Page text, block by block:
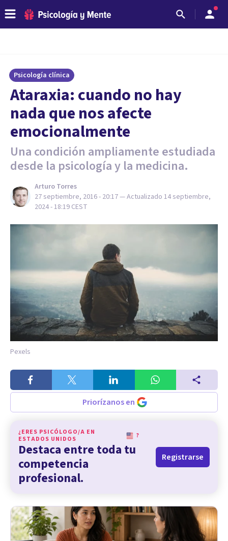
Psicología clínica
​Ataraxia: cuando no hay
nada que nos afecte
emocionalmente
Una condición ampliamente estudiada
desde la psicología y la medicina.
Arturo Torres
27 septiembre, 2016 - 20:17— Actualizado 14 septiembre,
2024 - 18:19 CEST
Pexels
Priorízanos en
¿ERES PSICÓLOGO/A EN
ESTADOS UNIDOS
?
Destaca entre toda tu
competencia
profesional.
Registrarse